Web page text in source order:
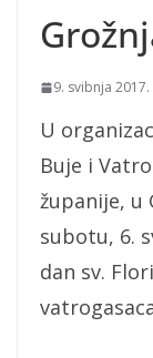
9. svibnja 2017.
U
Buje i
županije, u
subotu, 6.
dan sv.